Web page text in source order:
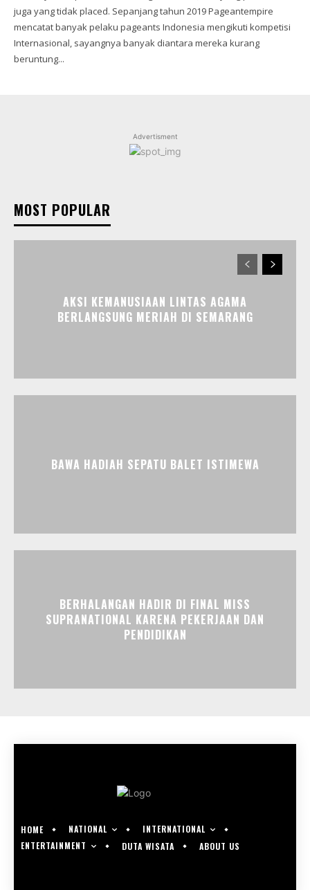
juga yang tidak placed. Sepanjang tahun 2019 Pageantempire
mencatat banyak pelaku pageants Indonesia mengikuti kompetisi
Internasional, sayangnya banyak diantara mereka kurang
beruntung...
Advertisment
MOST POPULAR
AKSI KEMANUSIAAN LINTAS AGAMA
BERLANGSUNG MERIAH DI SEMARANG
BAWA HADIAH SEPATU BALET ISTIMEWA
BERHALANGAN HADIR DI FINAL MISS
SUPRANATIONAL KARENA PEKERJAAN DAN
PENDIDIKAN
HOME NATIONAL
INTERNATIONAL
ENTERTAINMENT
DUTA WISATA ABOUT US